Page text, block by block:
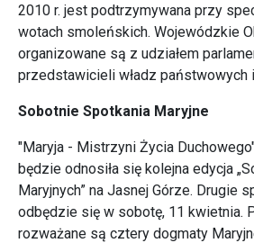
2010 r. jest podtrzymywana przy
wotach smoleńskich. Wojewódzkie
organizowane są z udziałem
przedstawicieli władz państwowych
Sobotnie Spotkania Maryjne
"Maryja - Mistrzyni Życia
będzie odnosiła się kolejna edycja
Maryjnych” na Jasnej Górze. Drugie
odbędzie się w sobotę, 11 kwietnia.
rozważane są cztery dogmaty